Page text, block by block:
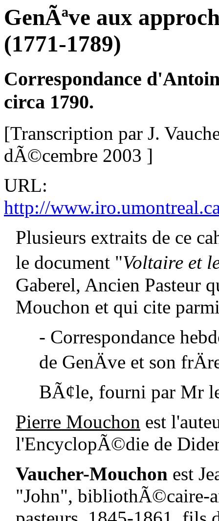
GenÃªve aux
(1771-1789)
Correspondance
circa 1790.
[Transcription par J.
dÃ©cembre 2003 ]
URL:
http://
Plusieurs extraits de ce
le document "Voltaire et
Gaberel, Ancien Pasteur
Mouchon et qui cite
- Correspondance
de GenÄve et son
BÃ¢le, fourni par Mr
Pierre Mouchon est
l'EncyclopÃ©die de
Vaucher-Mouchon est
"John", bibliothÃ©caire-